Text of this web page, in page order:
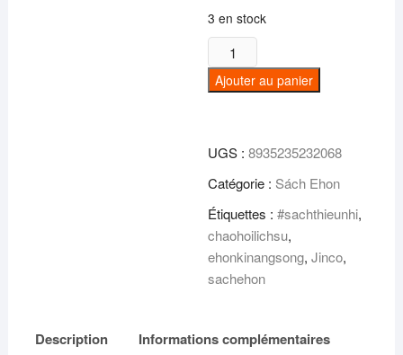
3 en stock
quantité
de
Ehon
sống
-
Chào
hỏi
lịch
sự
Ajouter au panier
UGS :8935235232068
Catégorie : Sách Ehon
Étiquettes :#sachthieunhi,
chaohoilichsu,
ehonkinangsong,Jinco,
sachehon
Description
Informations complémentaires